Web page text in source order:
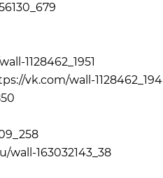
1128462_1951
vk.com/wall-1128462_194
wall-163032143_38